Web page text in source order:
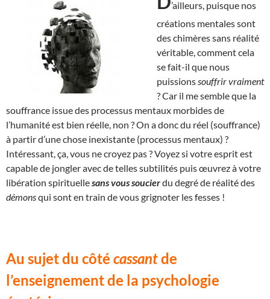
’ailleurs, puisque nos
créations mentales sont
des chimères sans réalité
véritable, comment cela
se fait-il que nous
puissions souffrir vraiment
? Car il me semble que la
souffrance issue des processus mentaux morbides de
l’humanité est bien réelle, non ? On a donc du réel (souffrance)
à partir d’une chose inexistante (processus mentaux) ?
Intéressant, ça, vous ne croyez pas ? Voyez si votre esprit est
capable de jongler avec de telles subtilités puis œuvrez à votre
libération spirituellesans vous soucierdu degré de réalité des
démonsqui sont en train de vous grignoter les fesses !
Au sujet du côté cassantde
l’enseignement de la psychologie